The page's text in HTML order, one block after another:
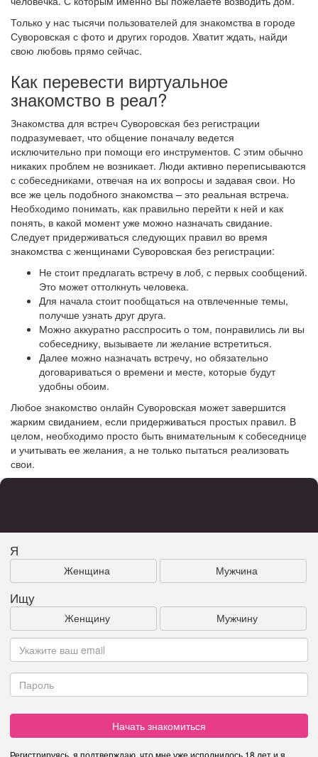
Только у нас тысячи пользователей для знакомства в городе
Суворовская с фото и других городов. Хватит ждать, найди
свою любовь прямо сейчас.
Как перевести виртуальное
знакомство в реал?
Знакомства для встреч Суворовская без регистрации
подразумевает, что общение поначалу ведется
исключительно при помощи его инструментов. С этим обычно
никаких проблем не возникает. Люди активно переписываются
с собеседниками, отвечая на их вопросы и задавая свои. Но
все же цель подобного знакомства – это реальная встреча.
Необходимо понимать, как правильно перейти к ней и как
понять, в какой момент уже можно назначать свидание.
Следует придерживаться следующих правил во время
знакомства с женщинами Суворовская без регистрации:
Не стоит предлагать встречу в лоб, с первых сообщений.
Это может оттолкнуть человека.
Для начала стоит пообщаться на отвлеченные темы,
получше узнать друг друга.
Можно аккуратно расспросить о том, понравились ли вы
собеседнику, вызываете ли желание встретиться.
Далее можно назначать встречу, но обязательно
договариваться о времени и месте, которые будут
удобны обоим.
Любое знакомство онлайн Суворовская может завершится
жарким свиданием, если придерживаться простых правил. В
целом, необходимо просто быть внимательным к собеседнице
и учитывать ее желания, а не только пытаться реализовать
свои.
Я
Женщина Мужчина
Ищу
Женщину Мужчину
Начать знакомиться
Регистрируясь, я подтверждаю, что мне уже исполнилось 18 лет и я